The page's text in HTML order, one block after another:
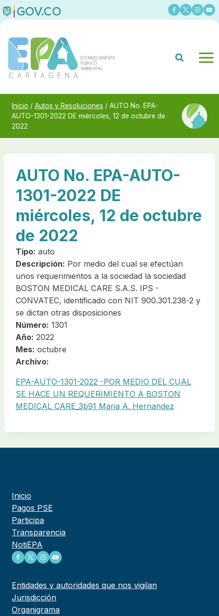
Saltar
al
Inicio / Autos y Resoluciones / AUTO No. EPA-
AUTO-1301-2022 DE miércoles, 12 de octubre de
2022
AUTO No. EPA-AUTO-
1301-2022 DE
miércoles, 12 de octubre
de 2022
Tipo: auto
Descripción: Por medio del cual se efectúan
unos requerimientos a la sociedad la sociedad
BOSTON MEDICAL CARE S.A.S. IPS -
CONVATEC, identificado con NIT 900.301.238-2 y
se dictan otras disposiciones
Número: 1301
Año: 2022
Mes: octubre
Archivo:
EPA-AUTO-1301-2022 -POR MEDIO DEL CUAL
SE HACE UN REQUERIMIENTO A BOSTON
MEDICAL CARE_3b91 Maria A. Hernandez
Inicio
Pagos PSE
Participa
Transparencia
NotiEPA
Entidades y autoridades que nos vigilan
Jurisdicción
Organigrama